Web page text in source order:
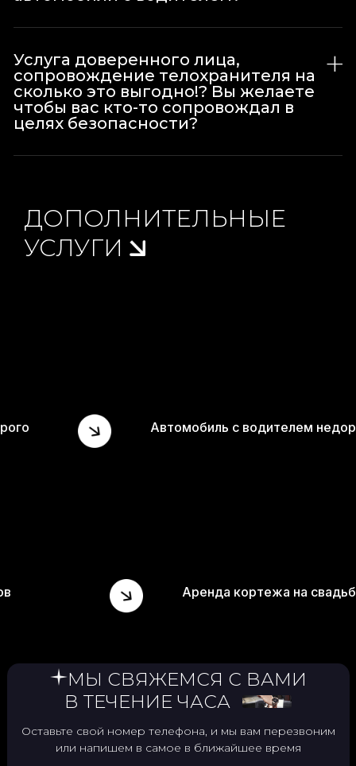
Услуга доверенного лица,
сопровождение телохранителя на
сколько это выгодно!? Вы желаете
чтобы вас кто-то сопровождал в
целях безопасности?
ДОПОЛНИТЕЛЬНЫЕ
УСЛУГИ
Автомобиль с водителем недорого
минивэнов Аренда
МЫ СВЯЖЕМСЯ С ВАМИ
В ТЕЧЕНИЕ ЧАСА
Оставьте свой номер телефона, и мы вам перезвоним
или напишем в самое в ближайшее время